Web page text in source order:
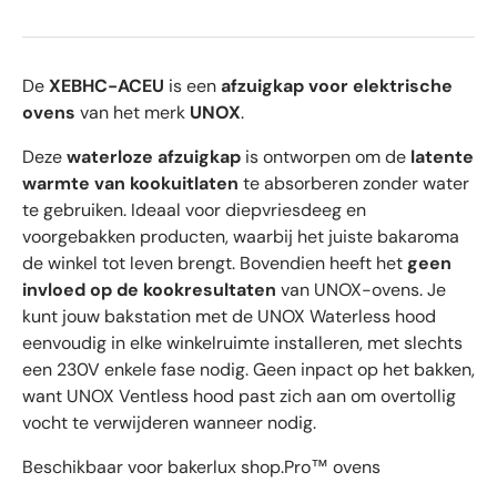
DeXEBHC-ACEU is eenafzuigkap voor elektrische
ovens van het merk UNOX.
Dezewaterloze afzuigkap is ontworpen om de latente
warmte van kookuitlaten te absorberen zonder water
te gebruiken. Ideaal voor diepvriesdeeg en
voorgebakken producten, waarbij het juiste bakaroma
de winkel tot leven brengt. Bovendien heeft hetgeen
invloed op de kookresultaten van UNOX-ovens. Je
kunt jouw bakstation met de UNOX Waterless hood
eenvoudig in elke winkelruimte installeren, met slechts
een 230V enkele fase nodig. Geen inpact op het bakken,
want UNOX Ventless hood past zich aan om overtollig
vocht te verwijderen wanneer nodig.
Beschikbaar voor bakerlux shop.Pro™ ovens